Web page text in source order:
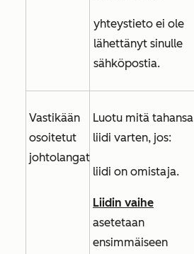
yhteystieto ei ole
lähettänyt sinulle
sähköpostia.
Vastikään
osoitetut
johtolangat
Luotu mitä tahansa
liidi varten, jos:
liidi on omistaja.
Liidin vaihe
asetetaan
ensimmäiseen